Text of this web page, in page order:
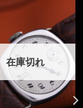
在庫切れ